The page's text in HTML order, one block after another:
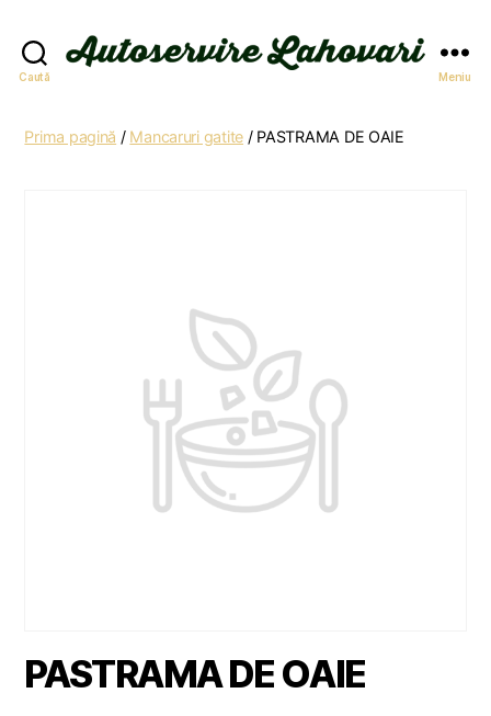
Caută Meniu
Prima pagină / Mancaruri gatite / PASTRAMA DE OAIE
PASTRAMA DE OAIE